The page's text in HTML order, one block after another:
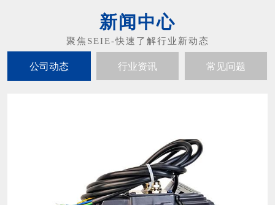
新闻中心
公司动态 行业资讯 常见问题